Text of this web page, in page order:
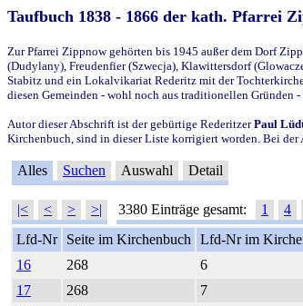
Taufbuch 1838 - 1866 der kath. Pfarrei
Zur Pfarrei Zippnow gehörten bis 1945 außer dem Dorf
(Dudylany), Freudenfier (Szwecja), Klawittersdorf
Stabitz und ein Lokalvikariat Rederitz mit der
diesen Gemeinden - wohl noch aus traditionellen Gründen
Autor dieser Abschrift ist der gebürtige RederitzerPaul
Kirchenbuch, sind in dieser Liste korrigiert worden. Bei der
Alles Suchen Auswahl Detail
|< < > >| 3380 Einträge gesamt: 1 4
Lfd-Nr
Seite im Kirchenbuch Lfd-Nr im
16
268 6
17
268 7